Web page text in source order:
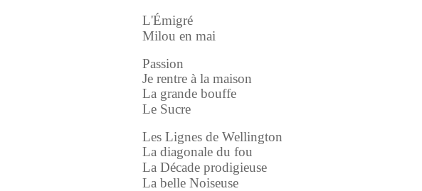
L'Émigré
Milou en mai
Passion
Je rentre à la maison
La grande bouffe
Le Sucre
Les Lignes de Wellington
La diagonale du fou
La Décade prodigieuse
La belle Noiseuse